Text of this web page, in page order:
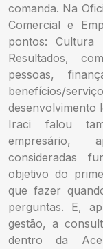
comanda. Na
Comercial e
pontos:
Resultados,
pessoas,
benefícios/
desenvolvimento
Iraci falou
empresário,
consideradas
objetivo do
que fazer
perguntas. E,
gestão, a
dentro da